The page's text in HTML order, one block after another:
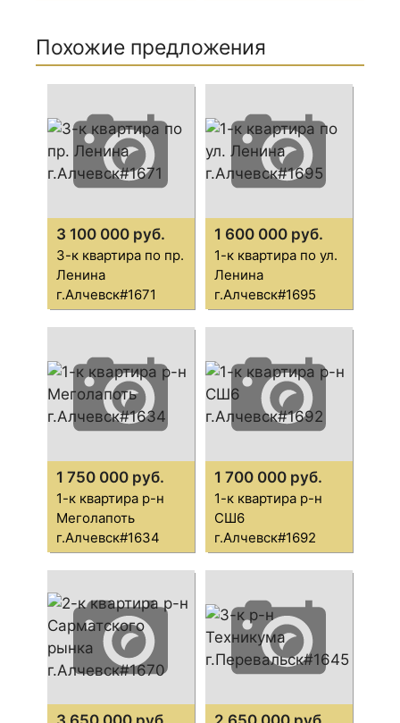
Похожие предложения
3 100 000 руб.
3-к квартира по пр.
Ленина
г.Алчевск#1671
1 600 000 руб.
1-к квартира по ул.
Ленина
г.Алчевск#1695
1 750 000 руб.
1-к квартира р-н
Меголапоть
г.Алчевск#1634
1 700 000 руб.
1-к квартира р-н
СШ6
г.Алчевск#1692